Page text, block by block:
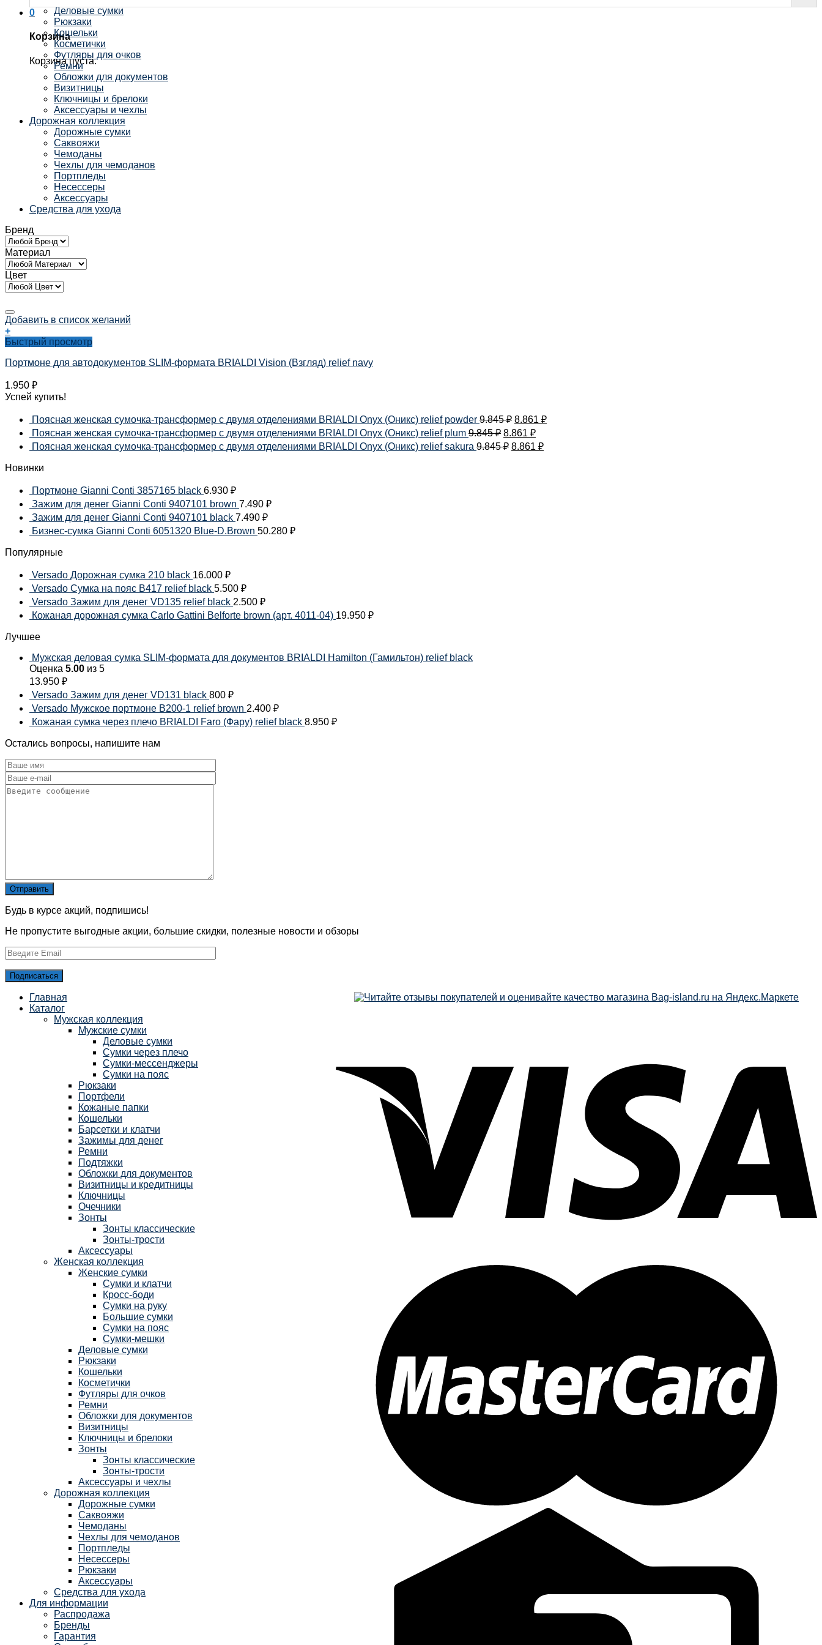
0
Корзина
Корзина пуста.
Деловые сумки
Рюкзаки
Кошельки
Косметички
Футляры для очков
Ремни
Обложки для документов
Визитницы
Ключницы и брелоки
Аксессуары и чехлы
Дорожная коллекция
Дорожные сумки
Саквояжи
Чемоданы
Чехлы для чемоданов
Портпледы
Несессеры
Аксессуары
Средства для ухода
Бренд
Материал
Цвет
Добавить в список желаний
+
Быстрый просмотр
Портмоне для автодокументов SLIM-формата BRIALDI Vision (Взгляд) relief navy
1.950 ₽
Успей купить!
Поясная женская сумочка-трансформер с двумя отделениями BRIALDI Onyx (Оникс) relief powder 9.845₽ 8.861 ₽
Поясная женская сумочка-трансформер с двумя отделениями BRIALDI Onyx (Оникс) relief plum 9.845₽ 8.861 ₽
Поясная женская сумочка-трансформер с двумя отделениями BRIALDI Onyx (Оникс) relief sakura 9.845₽ 8.861 ₽
Новинки
Портмоне Gianni Conti 3857165 black 6.930 ₽
Зажим для денег Gianni Conti 9407101 brown 7.490 ₽
Зажим для денег Gianni Conti 9407101 black 7.490 ₽
Бизнес-сумка Gianni Conti 6051320 Blue-D.Brown 50.280 ₽
Популярные
Versado Дорожная сумка 210 black 16.000 ₽
Versado Сумка на пояс B417 relief black 5.500 ₽
Versado Зажим для денег VD135 relief black 2.500 ₽
Кожаная дорожная сумка Carlo Gattini Belforte brown (арт. 4011-04) 19.950 ₽
Лучшее
Мужская деловая сумка SLIM-формата для документов BRIALDI Hamilton (Гамильтон) relief black
Оценка 5.00 из 5
13.950 ₽
Versado Зажим для денег VD131 black 800 ₽
Versado Мужское портмоне B200-1 relief brown 2.400 ₽
Кожаная сумка через плечо BRIALDI Faro (Фару) relief black 8.950 ₽
Остались вопросы, напишите нам
Будь в курсе акций, подпишись!
Не пропустите выгодные акции, большие скидки, полезные новости и обзоры
Главная
Каталог
Мужская коллекция
Мужские сумки
Деловые сумки
Сумки через плечо
Сумки-мессенджеры
Сумки на пояс
Рюкзаки
Портфели
Кожаные папки
Кошельки
Барсетки и клатчи
Зажимы для денег
Ремни
Подтяжки
Обложки для документов
Визитницы и кредитницы
Ключницы
Очечники
Зонты
Зонты классические
Зонты-трости
Аксессуары
Женская коллекция
Женские сумки
Сумки и клатчи
Кросс-боди
Сумки на руку
Большие сумки
Сумки на пояс
Сумки-мешки
Деловые сумки
Рюкзаки
Кошельки
Косметички
Футляры для очков
Ремни
Обложки для документов
Визитницы
Ключницы и брелоки
Зонты
Зонты классические
Зонты-трости
Аксессуары и чехлы
Дорожная коллекция
Дорожные сумки
Саквояжи
Чемоданы
Чехлы для чемоданов
Портпледы
Несессеры
Рюкзаки
Аксессуары
Средства для ухода
Для информации
Распродажа
Бренды
Гарантия